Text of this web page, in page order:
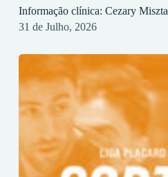
Informação clínica: Cezary Miszta
31 de Julho, 2026